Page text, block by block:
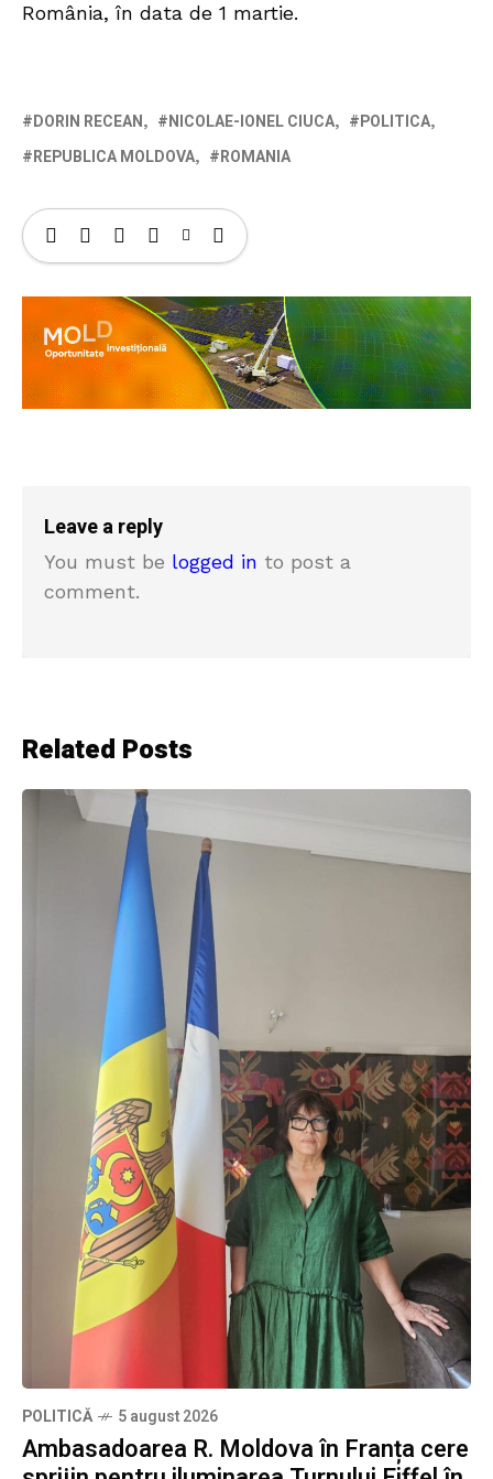
România, în data de 1 martie.
DORIN RECEAN NICOLAE-IONEL CIUCA
POLITICA
REPUBLICA MOLDOVA
ROMANIA
Leave a reply
You must be logged in to post a
comment.
Related Posts
POLITICĂ 5 august 2026
Ambasadoarea R. Moldova în Franța cere